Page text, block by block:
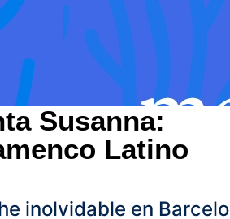
Susanna:
Latino
inolvidable en